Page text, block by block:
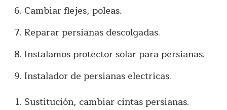
Cambiar flejes, poleas.
Reparar persianas descolgadas.
Instalamos protector solar para persianas.
Instalador de persianas electricas.
Sustitución, cambiar cintas persianas.